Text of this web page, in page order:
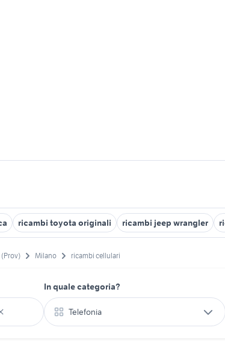
ricambi toyota originali ricambi jeep wrangler
Milano ricambi cellulari
In quale categoria?
Telefonia